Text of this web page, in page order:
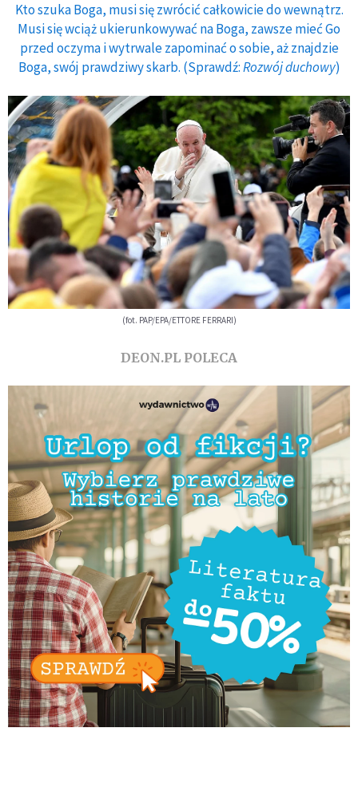
Kto szuka Boga, musi się zwrócić całkowicie do wewnątrz.
Musi się wciąż ukierunkowywać na Boga, zawsze mieć Go
przed oczyma i wytrwale zapominać o sobie, aż znajdzie
Boga, swój prawdziwy skarb. (Sprawdź:Rozwój duchowy)
(fot. PAP/EPA/ETTORE FERRARI)
DEON.PL POLECA